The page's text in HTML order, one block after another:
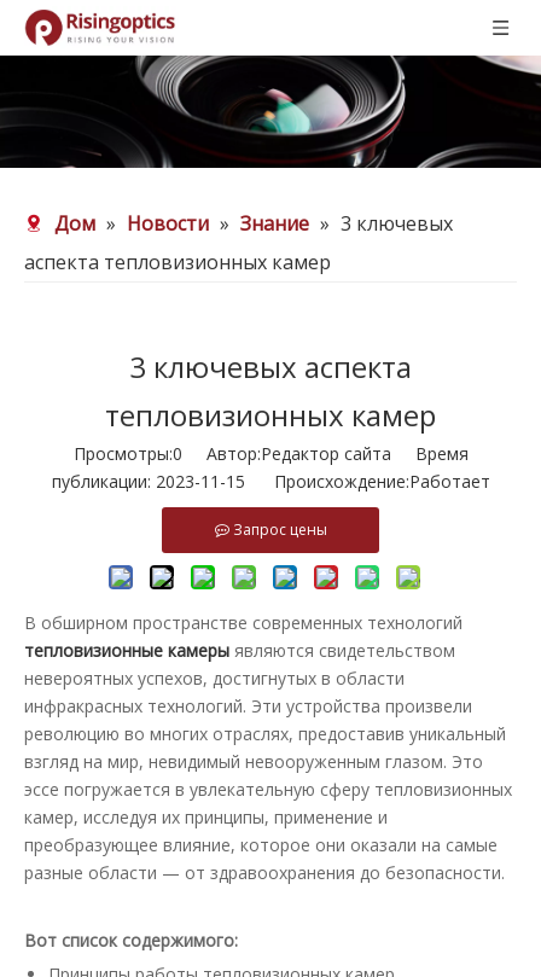
Дом » Новости » Знание » 3 ключевых
аспекта тепловизионных камер
3 ключевых аспекта
тепловизионных камер
Просмотры:0 Автор:Pедактор сайта Время
публикации: 2023-11-15 Происхождение:Работает
Запрос цены
В обширном пространстве современных технологий
тепловизионные камеры являются свидетельством
невероятных успехов, достигнутых в области
инфракрасных технологий. Эти устройства произвели
революцию во многих отраслях, предоставив уникальный
взгляд на мир, невидимый невооруженным глазом. Это
эссе погружается в увлекательную сферу тепловизионных
камер, исследуя их принципы, применение и
преобразующее влияние, которое они оказали на самые
разные области — от здравоохранения до безопасности.
Вот список содержимого: